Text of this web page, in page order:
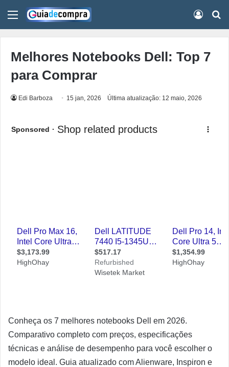
Menu
Melhores Notebooks Dell: Top 7
para Comprar
Edi Barboza 15 jan, 2026 Última atualização: 12 maio, 2026
Conheça os 7 melhores notebooks Dell em 2026.
Comparativo completo com preços, especificações
técnicas e análise de desempenho para você escolher o
modelo ideal. Guia atualizado com Alienware, Inspiron e